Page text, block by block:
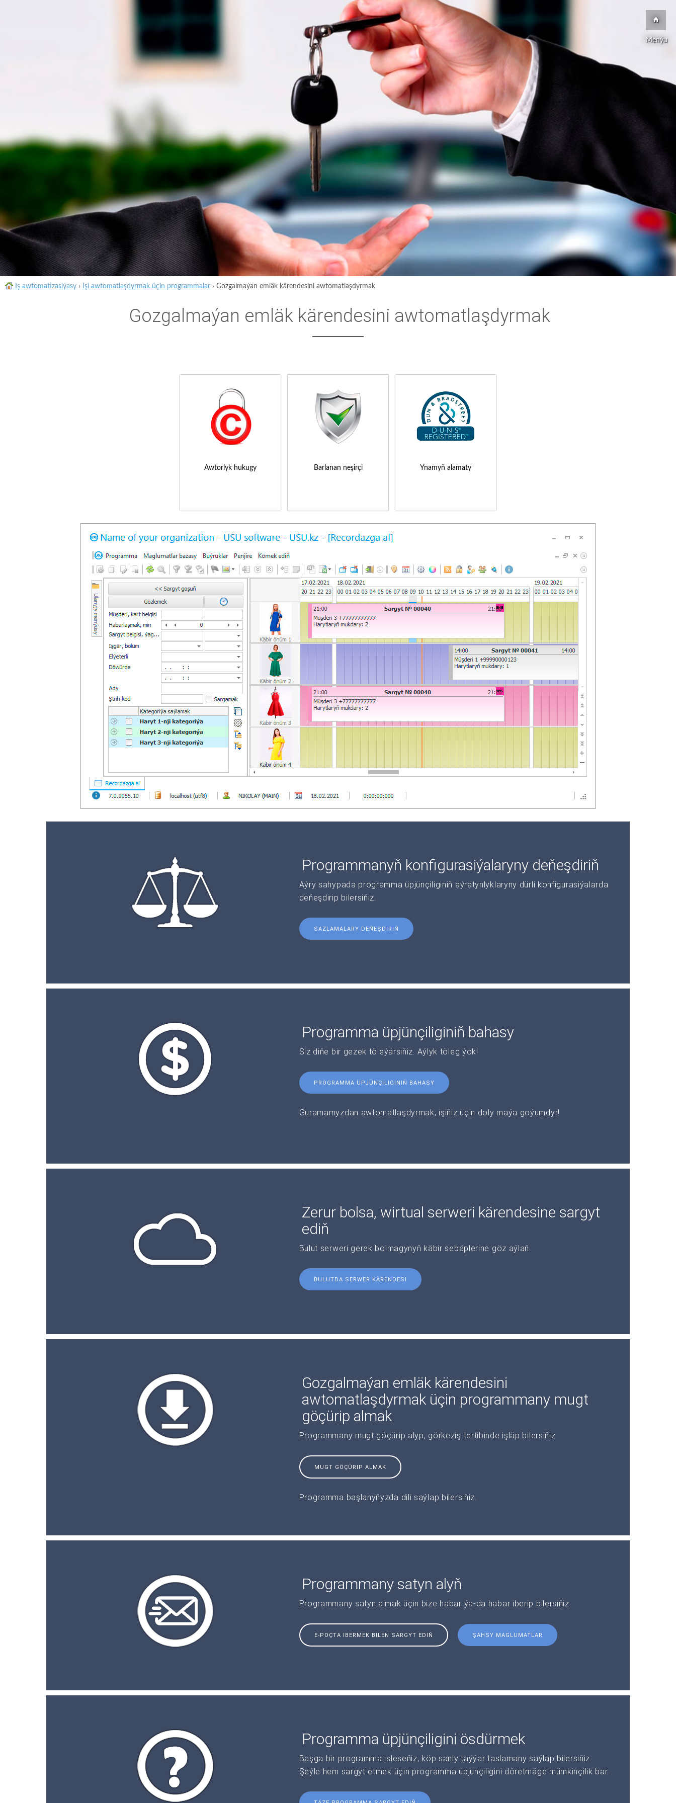
Menýu
Iş awtomatizasiýasy › Işi awtomatlaşdyrmak üçin programmalar › Gozgalmaýan emläk kärendesini awtomatlaşdyrmak
Gozgalmaýan emläk kärendesini awtomatlaşdyrmak
Awtorlyk hukugy Barlanan neşirçi Ynamyň alamaty
Programmanyň konfigurasiýalaryny deňeşdiriň
Aýry sahypada programma üpjünçiliginiň aýratynlyklaryny dürli konfigurasiýalarda
deňeşdirip bilersiňiz.
SAZLAMALARY DEŇEŞDIRIŇ
Programma üpjünçiliginiň bahasy
Siz diňe bir gezek töleýärsiňiz. Aýlyk töleg ýok!
PROGRAMMA ÜPJÜNÇILIGINIŇ BAHASY
Guramamyzdan awtomatlaşdyrmak, işiňiz üçin doly maýa goýumdyr!
Zerur bolsa, wirtual serweri kärendesine sargyt
ediň
Bulut serweri gerek bolmagynyň käbir sebäplerine göz aýlaň.
BULUTDA SERWER KÄRENDESI
Gozgalmaýan emläk kärendesini
awtomatlaşdyrmak üçin programmany mugt
göçürip almak
Programmany mugt göçürip alyp, görkeziş tertibinde işläp bilersiňiz
MUGT GÖÇÜRIP ALMAK
Programma başlanyňyzda dili saýlap bilersiňiz.
Programmany satyn alyň
Programmany satyn almak üçin bize habar ýa-da habar iberip bilersiňiz
E-POÇTA IBERMEK BILEN SARGYT EDIŇ ŞAHSY MAGLUMATLAR
Programma üpjünçiligini ösdürmek
Başga bir programma isleseňiz, köp sanly taýýar taslamany saýlap bilersiňiz.
Şeýle hem sargyt etmek üçin programma üpjünçiligini döretmäge mümkinçilik bar.